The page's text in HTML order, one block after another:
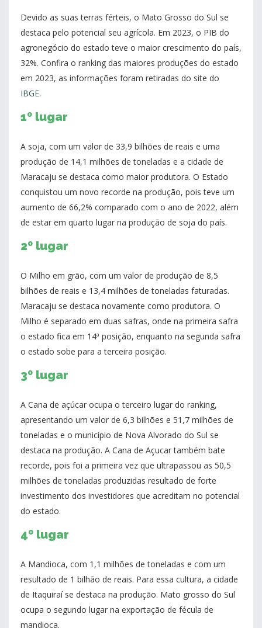
Devido as suas terras férteis, o Mato Grosso do Sul se
destaca pelo potencial seu agrícola. Em 2023, o PIB do
agronegócio do estado teve o maior crescimento do país,
32%. Confira o ranking das maiores produções do estado
em 2023, as informações foram retiradas do site do
IBGE.
1º lugar
A soja, com um valor de 33,9 bilhões de reais e uma
produção de 14,1 milhões de toneladas e a cidade de
Maracaju se destaca como maior produtora. O Estado
conquistou um novo recorde na produção, pois teve um
aumento de 66,2% comparado com o ano de 2022, além
de estar em quarto lugar na produção de soja do país.
2º lugar
O Milho em grão, com um valor de produção de 8,5
bilhões de reais e 13,4 milhões de toneladas faturadas.
Maracaju se destaca novamente como produtora. O
Milho é separado em duas safras, onde na primeira safra
o estado fica em 14ª posição, enquanto na segunda safra
o estado sobe para a terceira posição.
3º lugar
A Cana de açúcar ocupa o terceiro lugar do ranking,
apresentando um valor de 6,3 bilhões e 51,7 milhões de
toneladas e o município de Nova Alvorado do Sul se
destaca na produção. A Cana de Açucar também bate
recorde, pois foi a primeira vez que ultrapassou as 50,5
milhões de toneladas produzidas resultado de forte
investimento dos investidores que acreditam no potencial
do estado.
4º lugar
A Mandioca, com 1,1 milhões de toneladas e com um
resultado de 1 bilhão de reais. Para essa cultura, a cidade
de Itaquiraí se destaca na produção. Mato grosso do Sul
ocupa o segundo lugar na exportação de fécula de
mandioca.